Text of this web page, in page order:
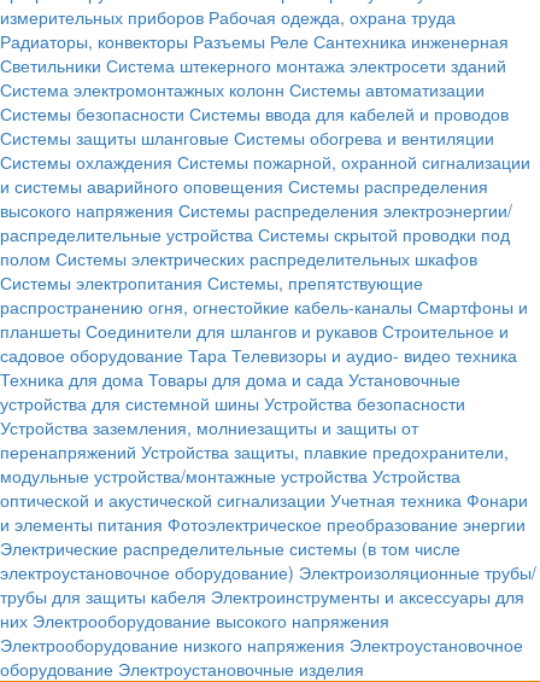
измерительных приборов Рабочая одежда, охрана труда
Радиаторы, конвекторы Разъемы Реле Сантехника инженерная
Светильники Система штекерного монтажа электросети зданий
Система электромонтажных колонн Системы автоматизации
Системы безопасности Системы ввода для кабелей и проводов
Системы защиты шланговые Системы обогрева и вентиляции
Системы охлаждения Системы пожарной, охранной сигнализации
и системы аварийного оповещения Системы распределения
высокого напряжения Системы распределения электроэнергии/
распределительные устройства Системы скрытой проводки под
полом Системы электрических распределительных шкафов
Системы электропитания Системы, препятствующие
распространению огня, огнестойкие кабель-каналы Смартфоны и
планшеты Соединители для шлангов и рукавов Строительное и
садовое оборудование Тара Телевизоры и аудио- видео техника
Техника для дома Товары для дома и сада Установочные
устройства для системной шины Устройства безопасности
Устройства заземления, молниезащиты и защиты от
перенапряжений Устройства защиты, плавкие предохранители,
модульные устройства/монтажные устройства Устройства
оптической и акустической сигнализации Учетная техника Фонари
и элементы питания Фотоэлектрическое преобразование энергии
Электрические распределительные системы (в том числе
электроустановочное оборудование) Электроизоляционные трубы/
трубы для защиты кабеля Электроинструменты и аксессуары для
них Электрооборудование высокого напряжения
Электрооборудование низкого напряжения Электроустановочное
оборудование Электроустановочные изделия